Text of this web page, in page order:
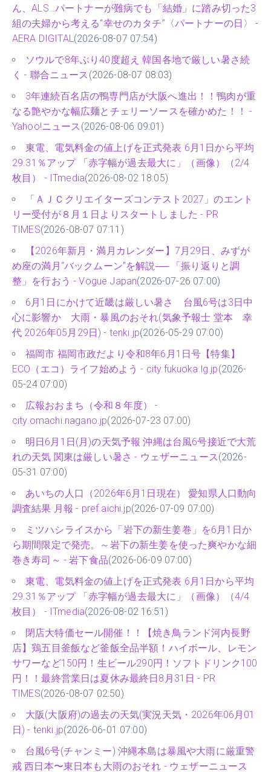
ん、ALS…パートナーが難病でも「結婚」に踏み切った3
組の夫婦から考える“幸せのカタチ”〈パートナーの日〉 -
AERA DIGITAL(2026-08-07 07:54)
ソウルで8年ぶり40度超え 韓国各地で厳しい暑さ続
く - 聯合ニュース (2026-08-07 08:03)
3年連続百名店の鴨専門店が大阪へ進出！！鴨肉が重
なる艶やかな幅広麺とチェリーソースを確かめた！！ -
Yahoo!ニュース (2026-08-06 09:01)
東電、電気料金の値上げを正式発表 6月1日から平均
29.31％アップ 「赤字幅が過去最大に」（画像）（2/4
枚目） - ITmedia(2026-08-02 18:05)
「ＡＪＣクリエイターズコンテスト2027」のエント
リー受付が８月１日よりスタートしました - PR
TIMES(2026-08-07 07:11)
【2026年新月・満月カレンダー】7月29日、みずが
め座の満月“バックムーン”を解説── 「振り返りと調
整」を行おう - Vogue Japan(2026-07-26 07:00)
6月1日にかけて近畿は厳しい暑さ 台風6号は3日中
心に影響か 大雨・暴風のおそれ(気象予報士 堂本 幸
代 2026年05月29日) - tenki.jp(2026-05-29 07:00)
福岡市 福岡市政だより令和8年6月1日号【特集】
ECO（エコ）ライフ始めよう - city.fukuoka.lg.jp(2026-
05-24 07:00)
広報おおまち（令和８年度） -
city.omachi.nagano.jp(2026-07-23 07:00)
明日6月1日(月)の天気予報 沖縄は台風6号接近で大荒
れの天気 関東は厳しい暑さ - ウェザーニュース(2026-
05-31 07:00)
あいちの人口（2026年6月1日現在） 愛知県人口動向
調査結果 月報 - pref.aichi.jp(2026-07-09 07:00)
ミツハシライスから「岩下の新生姜巻」を6月1日か
ら期間限定で発売。～岩下の新生姜を使った爽やかな細
巻き寿司～ - 岩下食品(2026-06-09 07:00)
東電、電気料金の値上げを正式発表 6月1日から平均
29.31％アップ 「赤字幅が過去最大に」（画像）（4/4
枚目） - ITmedia(2026-08-02 16:51)
閉店大特価セール開催！！【焼き鳥ランド河内長野
店】鶏五目釜飯など釜飯全品半額！ハイボール、レモン
サワーなど150円！生ビール290円！ソフトドリンク100
円！！最終営業日は夏休み最終日8月31日 - PR
TIMES(2026-08-07 02:50)
大阪(大阪府)の過去の天気(実況天気・2026年06月01
日) - tenki.jp(2026-06-01 07:00)
台風6号(チャンミー) 沖縄本島は暴風や大雨に厳重警
戒 西日本〜東日本も大雨のおそれ - ウェザーニュース